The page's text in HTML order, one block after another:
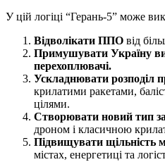
У цій логіці “Герань-5” може
Відволікати ППО від
Примушувати Україну
перехоплювачі.
Ускладнювати розподіл
крилатими ракетами,
цілями.
Створювати новий тип
дроном і класичною
Підвищувати щільність
містах, енергетиці та